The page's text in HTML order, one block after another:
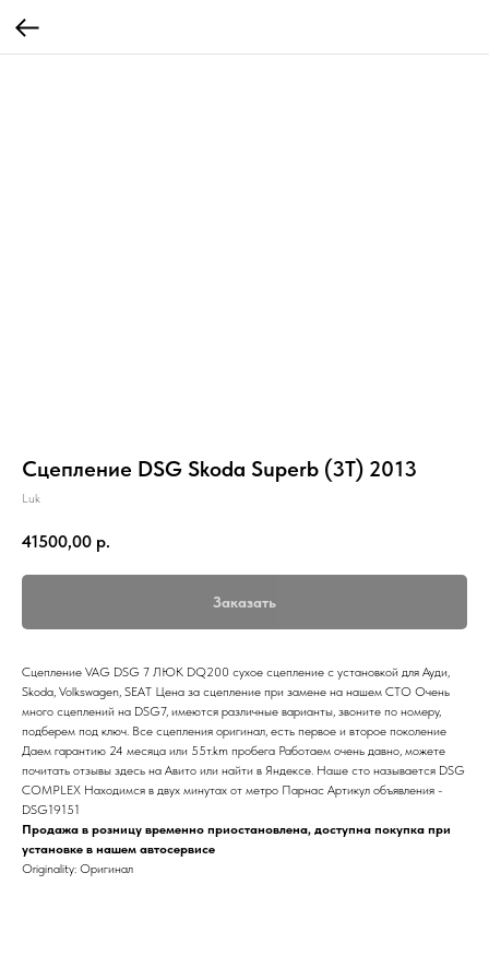
Сцепление DSG Skoda Superb (3T) 2013
Luk
41500,00 р.
Заказать
Сцепление VAG DSG 7 ЛЮК DQ200 сухое сцепление с установкой для Ауди,
Skoda, Volkswagen, SEAT Цена за сцепление при замене на нашем СТО Очень
много сцеплений на DSG7, имеются различные варианты, звоните по номеру,
подберем под ключ. Все сцепления оригинал, есть первое и второе поколение
Даем гарантию 24 месяца или 55т.km пробега Работаем очень давно, можете
почитать отзывы здесь на Авито или найти в Яндексе. Наше сто называется DSG
COMPLEX Находимся в двух минутах от метро Парнас Артикул объявления -
DSG19151
Продажа в розницу временно приостановлена, доступна покупка при
установке в нашем автосервисе
Originality: Оригинал